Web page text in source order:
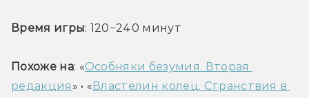
Время игры: 120−240 минут
Похоже на: «Особняки безумия. Вторая
редакция » • « Властелин колец. Странствия в